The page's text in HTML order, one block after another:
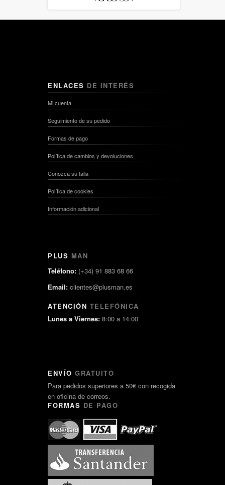
ENLACES DE INTERÉS
Mi cuenta
Seguimiento de su pedido
Formas de pago
Política de cambios y devoluciones
Conozca su talla
Política de cookies
Información adicional
PLUS MAN
Teléfono: (+34) 91 883 68 66
Email: clientes@plusman.es
ATENCIÓN TELEFÓNICA
Lunes a Viernes: 8:00 a 14:00
ENVÍO GRATUITO
Para pedidos superiores a 50€ con recogida
en oficina de correos.
FORMAS DE PAGO